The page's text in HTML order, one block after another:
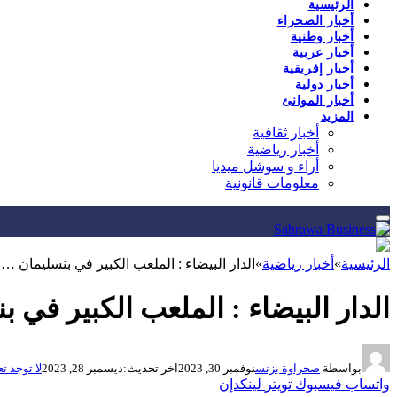
الرئيسية
أخبار الصحراء
أخبار وطنية
أخبار عربية
أخبار إفريقية
أخبار دولية
أخبار الموانئ
المزيد
أخبار ثقافية
أخبار رياضية
أراء و سوشل ميديا
معلومات قانونية
الرئيسية» أخبار رياضية» الدار البيضاء : الملعب الكبير في بنسليمان …
الدار البيضاء : الملعب الكبير
بواسطة صحراوة بزنسنوفمبر 30, 2023 آخر تحديث:ديسمبر 28, 2023 لا توجد
واتساب فيسبوك تويتر لينكدإن